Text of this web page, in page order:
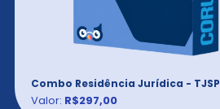
Combo Residência Jurídica - TJSP
Valor: R$297,00